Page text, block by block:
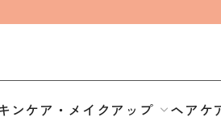
ンケア・メイクアップ ヘアケ